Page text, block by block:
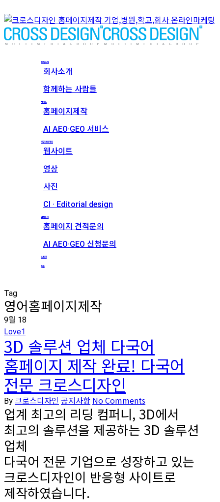
회사소개
회사소개
함께하는 사람들
서비스
홈페이지제작
AI AEO·GEO 서비스
메인 프로젝트
웹사이트
영상
사진
CI · Editorial design
견적문의
홈페이지 견적문의
AI AEO·GEO 신청문의
스토리
채용
Tag
영어홈페이지제작
9월 18
Love1
3D 솔루션 업체 다국어
홈페이지 제작 완료! 다국어
전문 크로스디자인
By 크로스디자인 공지사항 No Comments
업계 최고의 리딩 컴퍼니, 3D에서
최고의 솔루션을 제공하는 3D 솔루션
업체
다국어 전문 기업으로 성장하고 있는
크로스디자인이 반응형 사이트로
제작하였습니다.